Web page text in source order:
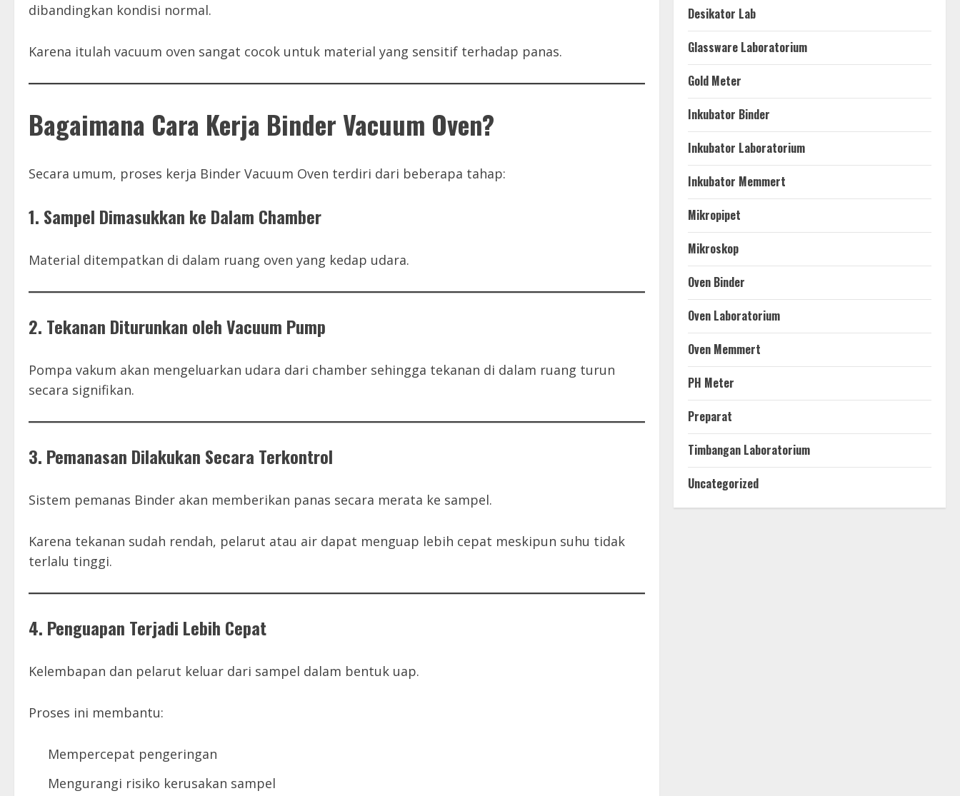
dibandingkan kondisi normal.
Karena itulah vacuum oven sangat cocok untuk material yang sensitif terhadap panas.
Bagaimana Cara Kerja Binder Vacuum Oven?
Secara umum, proses kerja Binder Vacuum Oven terdiri dari beberapa tahap:
1. Sampel Dimasukkan ke Dalam Chamber
Material ditempatkan di dalam ruang oven yang kedap udara.
2. Tekanan Diturunkan oleh Vacuum Pump
Pompa vakum akan mengeluarkan udara dari chamber sehingga tekanan di dalam ruang turun
secara signifikan.
3. Pemanasan Dilakukan Secara Terkontrol
Sistem pemanas Binder akan memberikan panas secara merata ke sampel.
Karena tekanan sudah rendah, pelarut atau air dapat menguap lebih cepat meskipun suhu tidak
terlalu tinggi.
4. Penguapan Terjadi Lebih Cepat
Kelembapan dan pelarut keluar dari sampel dalam bentuk uap.
Proses ini membantu:
Mempercepat pengeringan
Mengurangi risiko kerusakan sampel
Desikator Lab
Glassware Laboratorium
Gold Meter
Inkubator Binder
Inkubator Laboratorium
Inkubator Memmert
Mikropipet
Mikroskop
Oven Binder
Oven Laboratorium
Oven Memmert
PH Meter
Preparat
Timbangan Laboratorium
Uncategorized